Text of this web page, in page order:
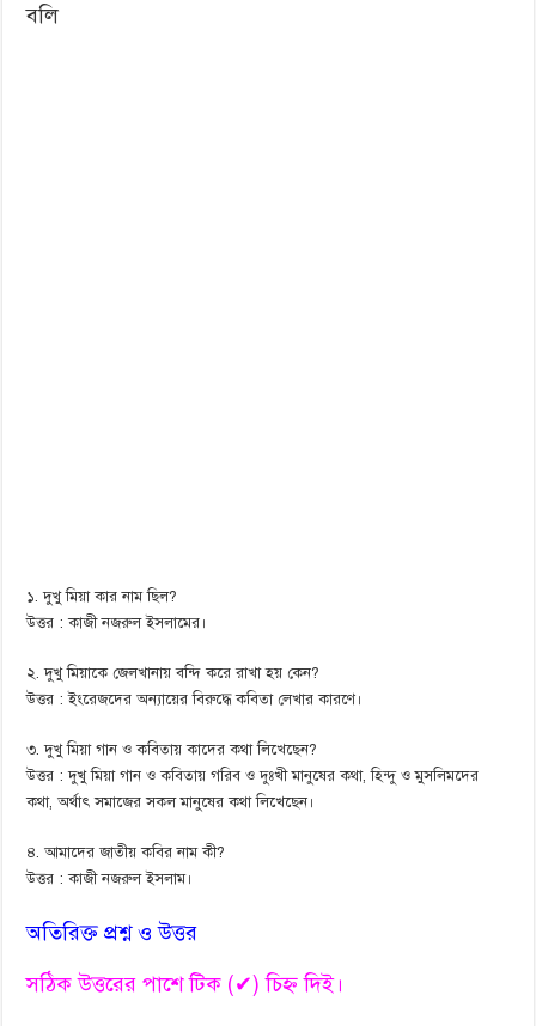
বলি
১. দুখু মিয়া কার নাম ছিল?
উত্তর : কাজী নজরুল ইসলামের।
২. দুখু মিয়াকে জেলখানায় বন্দি করে রাখা হয় কেন?
উত্তর : ইংরেজদের অন্যায়ের বিরুদ্ধে কবিতা লেখার কারণে।
৩. দুখু মিয়া গান ও কবিতায় কাদের কথা লিখেছেন?
উত্তর : দুখু মিয়া গান ও কবিতায় গরিব ও দুঃখী মানুষের কথা, হিন্দু ও মুসলিমদের
কথা, অর্থাৎ সমাজের সকল মানুষের কথা লিখেছেন।
৪. আমাদের জাতীয় কবির নাম কী?
উত্তর : কাজী নজরুল ইসলাম।
অতিরিক্ত প্রশ্ন ও উত্তর
সঠিক উত্তরের পাশে টিক (✔) চিহ্ন দিই।